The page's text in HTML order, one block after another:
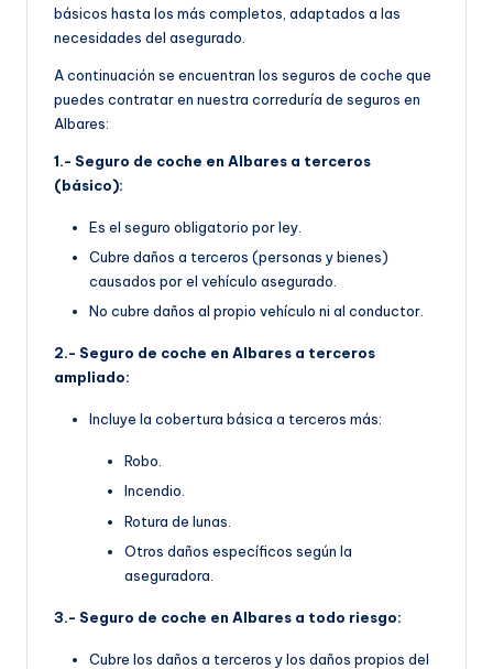
básicos hasta los más completos, adaptados a las
necesidades del asegurado.
A continuación se encuentran los seguros de coche que
puedes contratar en nuestra correduría de seguros en
Albares:
1.- Seguro de coche en Albares a terceros
(básico):
Es el seguro obligatorio por ley.
Cubre daños a terceros (personas y bienes)
causados por el vehículo asegurado.
No cubre daños al propio vehículo ni al conductor.
2.- Seguro de coche en Albares a terceros
ampliado:
Incluye la cobertura básica a terceros más:
Robo.
Incendio.
Rotura de lunas.
Otros daños específicos según la
aseguradora.
3.- Seguro de coche en Albares a todo riesgo:
Cubre los daños a terceros y los daños propios del